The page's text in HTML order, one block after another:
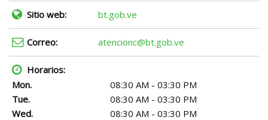
Sitio web: bt.gob.ve
Correo: atencionc@bt.gob.ve
Horarios:
Mon.
08:30 AM - 03:30 PM
Tue.
08:30 AM - 03:30 PM
Wed.
08:30 AM - 03:30 PM